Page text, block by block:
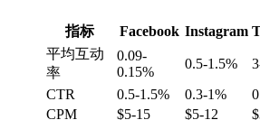
指标 Facebook Instagram
平均互动
率
0.09-
0.15%
0.5-1.5%
CTR
0.5-1.5% 0.3-1%
CPM
$5-15 $5-12